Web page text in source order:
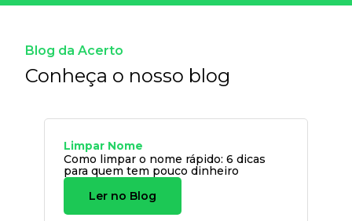
Blog da Acerto
Conheça o nosso blog
Limpar Nome
Como limpar o nome rápido: 6 dicas
para quem tem pouco dinheiro
Ler no Blog